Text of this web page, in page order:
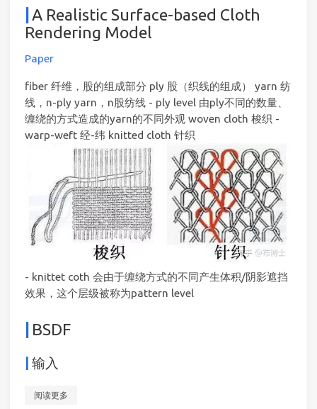
A Realistic Surface-based Cloth
Rendering Model
Paper
fiber 纤维，股的组成部分 ply 股（织线的组成） yarn 纺
线，n-ply yarn，n股纺线 - ply level 由ply不同的数量、
缠绕的方式造成的yarn的不同外观 woven cloth 梭织 -
warp-weft 经-纬 knitted cloth 针织
- knittet coth 会由于缠绕方式的不同产生体积/阴影遮挡
效果，这个层级被称为pattern level
BSDF
输入
阅读更多